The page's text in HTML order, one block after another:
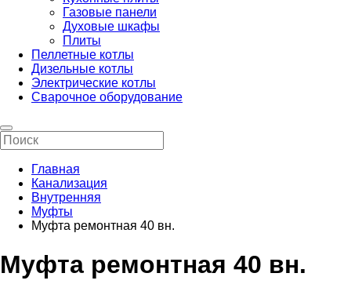
Газовые панели
Духовые шкафы
Плиты
Пеллетные котлы
Дизельные котлы
Электрические котлы
Сварочное оборудование
Главная
Канализация
Внутренняя
Муфты
Муфта ремонтная 40 вн.
Муфта ремонтная 40 вн.